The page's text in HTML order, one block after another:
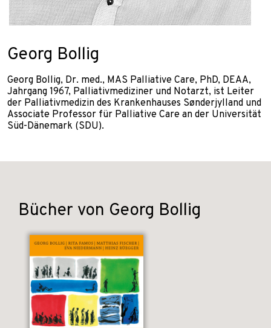
Georg Bollig
Georg Bollig, Dr. med., MAS Palliative Care, PhD, DEAA,
Jahrgang 1967, Palliativmediziner und Notarzt, ist Leiter
der Palliativmedizin des Krankenhauses Sønderjylland und
Associate Professor für Palliative Care an der Universität
Süd-Dänemark (SDU).
Bücher von Georg Bollig